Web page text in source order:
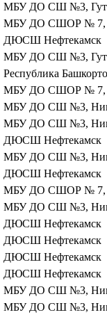
МБУ ДО СШ №3,
МБУ ДО СШОР № 7,
ДЮСШ Нефтекамск
МБУ ДО СШ №3,
Республика
МБУ ДО СШОР № 7,
МБУ ДО СШ №3,
МБУ ДО СШ №3,
ДЮСШ Нефтекамск
МБУ ДО СШ №3,
ДЮСШ Нефтекамск
МБУ ДО СШОР № 7,
МБУ ДО СШ №3,
ДЮСШ Нефтекамск
ДЮСШ Нефтекамск
ДЮСШ Нефтекамск
ДЮСШ Нефтекамск
МБУ ДО СШ №3,
МБУ ДО СШ №3,